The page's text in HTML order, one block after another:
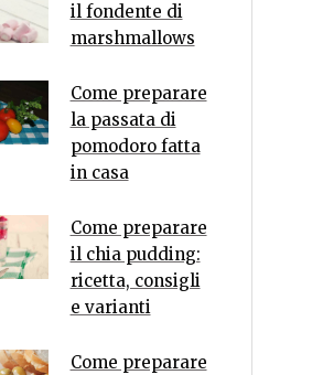
il fondente di
marshmallows
Come preparare
la passata di
pomodoro fatta
in casa
Come preparare
il chia pudding:
ricetta, consigli
e varianti
Come preparare